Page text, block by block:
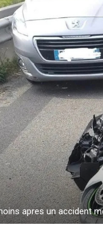
apres un accident